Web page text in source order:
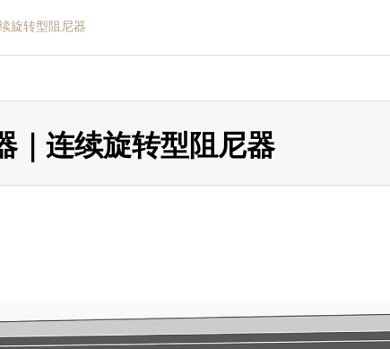
旋转型阻尼器
｜连续旋转型阻尼器